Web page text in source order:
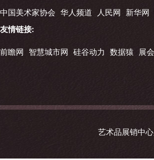
中国美术家协会 华人频道 人民网 新华网
友情链接:
前瞻网 智慧城市网 硅谷动力 数据猿 展
艺术品展销中